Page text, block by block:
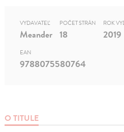
O TITULE
VYDAVATEĽ
Meander
POČET STRÁN
18
ROK
2019
EAN
9788075580764